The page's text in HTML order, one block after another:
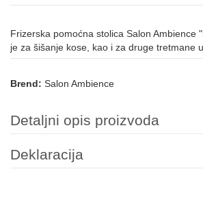
Frizerska pomoćna stolica Salon Ambience
je za šišanje kose, kao i za druge tretmane
Brend: Salon Ambience
Detaljni opis proizvoda
Deklaracija